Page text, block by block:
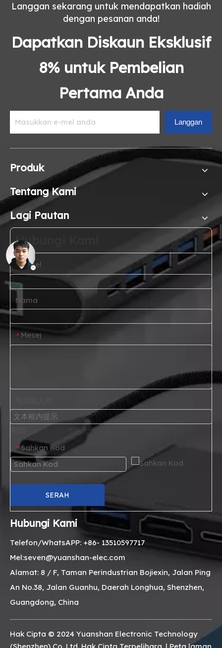
Langgan sekarang untuk mendapatkan hadiah
dengan pesanan anda!
Dapatkan Diskaun Eksklusif
8% untuk Pembelian
Pertama Anda
Langgan
Produk
Tentang Kami
Lagi Pautan
Hubungi Kami
* E-mel
Nama
* Mesej
* Sahkan Kod
SERAH
Hubungi Kami
Telefon/WhatsAPP: +86- 13510597717
Mel:seven@yuanshan-elec.com
Alamat: 8 / F, Taman Perindustrian Bojiexin, Jalan Ping
An No.38, Jalan Guanhu, Daerah Longhua, Shenzhen,
Guangdong, China
Hak Cipta © 2024 Yuanshan Electronic Technology